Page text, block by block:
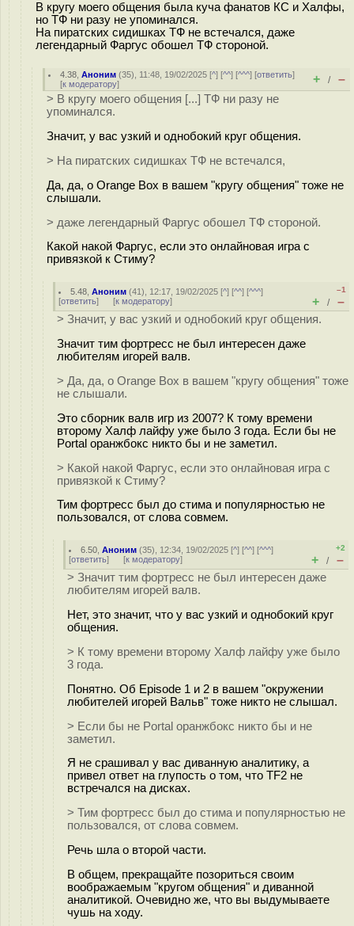
В кругу моего общения была куча фанатов КС и Халфы,
но ТФ ни разу не упоминался.
На пиратских сидишках ТФ не встечался, даже
легендарный Фаргус обошел ТФ стороной.
4.38 ,Аноним (35), 11:48, 19/02/2025 [^] [^^] [^^^] [ответить]
[к модератору] + / –
> В кругу моего общения [...] ТФ ни разу не
упоминался.
Значит, у вас узкий и однобокий круг общения.
> На пиратских сидишках ТФ не встечался,
Да, да, о Orange Box в вашем "кругу общения" тоже не
слышали.
> даже легендарный Фаргус обошел ТФ стороной.
Какой накой Фаргус, если это онлайновая игра с
привязкой к Стиму?
5.48 ,Аноним (41), 12:17, 19/02/2025 [^] [^^] [^^^]
[ответить] [к модератору]
–1
+ / –
> Значит, у вас узкий и однобокий круг общения.
Значит тим фортресс не был интересен даже
любителям игорей валв.
> Да, да, о Orange Box в вашем "кругу общения" тоже
не слышали.
Это сборник валв игр из 2007? К тому времени
второму Халф лайфу уже было 3 года. Если бы не
Portal оранжбокс никто бы и не заметил.
> Какой накой Фаргус, если это онлайновая игра с
привязкой к Стиму?
Тим фортресс был до стима и популярностью не
пользовался, от слова совмем.
6.50 ,Аноним (35), 12:34, 19/02/2025 [^] [^^] [^^^]
[ответить] [к модератору]
+2
+ / –
> Значит тим фортресс не был интересен даже
любителям игорей валв.
Нет, это значит, что у вас узкий и однобокий круг
общения.
> К тому времени второму Халф лайфу уже было
3 года.
Понятно. Об Episode 1 и 2 в вашем "окружении
любителей игорей Вальв" тоже никто не слышал.
> Если бы не Portal оранжбокс никто бы и не
заметил.
Я не срашивал у вас диванную аналитику, а
привел ответ на глупость о том, что TF2 не
встречался на дисках.
> Тим фортресс был до стима и популярностью не
пользовался, от слова совмем.
Речь шла о второй части.
В общем, прекращайте позориться своим
воображаемым "кругом общения" и диванной
аналитикой. Очевидно же, что вы выдумываете
чушь на ходу.